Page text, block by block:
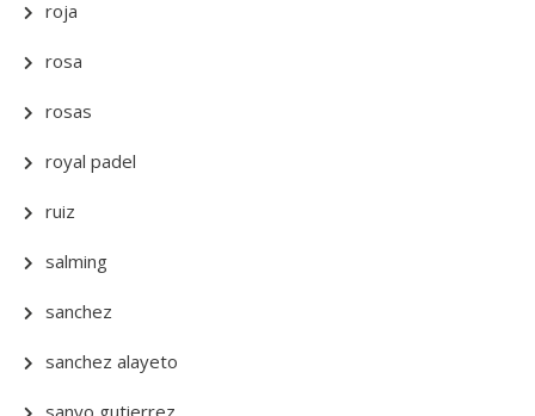
roja
rosa
rosas
royal padel
ruiz
salming
sanchez
sanchez alayeto
sanyo gutierrez